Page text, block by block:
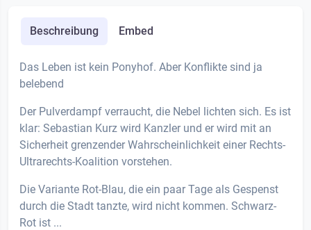
Beschreibung Embed
Das Leben ist kein Ponyhof. Aber Konflikte sind ja
belebend
Der Pulverdampf verraucht, die Nebel lichten sich. Es ist
klar: Sebastian Kurz wird Kanzler und er wird mit an
Sicherheit grenzender Wahrscheinlichkeit einer Rechts-
Ultrarechts-Koalition vorstehen.
Die Variante Rot-Blau, die ein paar Tage als Gespenst
durch die Stadt tanzte, wird nicht kommen. Schwarz-
Rot ist ...